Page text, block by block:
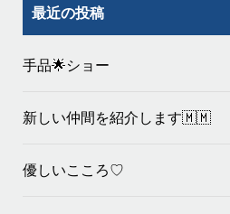
最近の投稿
手品🌟ショー
新しい仲間を紹介します🇲🇲
優しいこころ♡